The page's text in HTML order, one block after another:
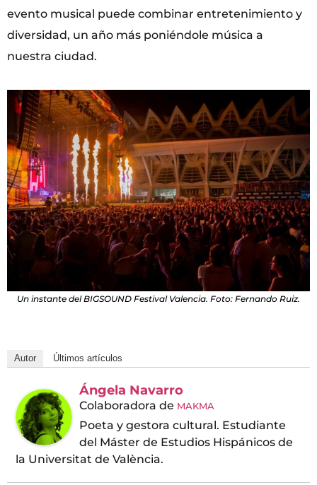
evento musical puede combinar entretenimiento y
diversidad, un año más poniéndole música a
nuestra ciudad.
Un instante del BIGSOUND Festival Valencia. Foto: Fernando Ruiz.
Autor Últimos artículos
Ángela Navarro
Colaboradora de MAKMA
Poeta y gestora cultural. Estudiante
del Máster de Estudios Hispánicos de
la Universitat de València.